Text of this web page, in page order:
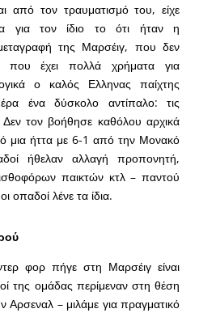
από τον τραυματισμό του, είχε
για τον ίδιο το ότι ήταν η
της Μαρσέιγ, που δεν
που έχει πολλά χρήματα για
ο καλός Ελληνας παίχτης
ένα δύσκολο αντίπαλο: τις
Δεν τον βοήθησε καθόλου αρχικά
μια ήττα με 6-1 από την Μονακό
ήθελαν αλλαγή προπονητή,
παικτών κτλ – παντού
οπαδοί λένε τα ίδια.
φορ πήγε στη Μαρσέιγ είναι
της ομάδας περίμεναν στη θέση
Αρσεναλ – μιλάμε για πραγματικό